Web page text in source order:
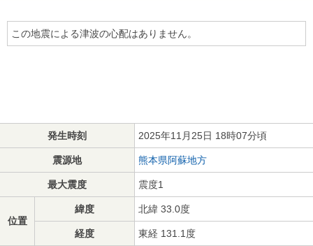
この地震による津波の心配はありません。
発生時刻 2025年11月25日 18時07分頃
震源地 熊本県阿蘇地方
最大震度 震度1
位置
緯度 北緯 33.0度
経度 東経 131.1度